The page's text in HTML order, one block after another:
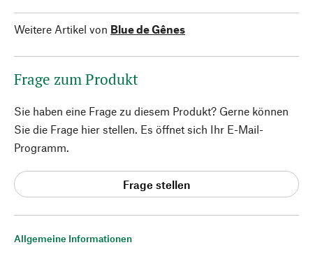
Allgemeine Informationen
Weitere Artikel von Blue de Gênes
Frage zum Produkt
Sie haben eine Frage zu diesem Produkt? Gerne können
Sie die Frage hier stellen. Es öffnet sich Ihr E-Mail-
Programm.
Frage stellen